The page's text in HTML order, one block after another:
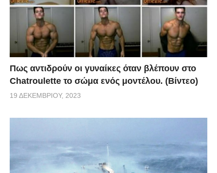
Πως αντιδρούν οι γυναίκες όταν βλέπουν στο
Chatroulette το σώμα ενός μοντέλου. (Βίντεο)
19 ΔΕΚΕΜΒΡΊΟΥ, 2023